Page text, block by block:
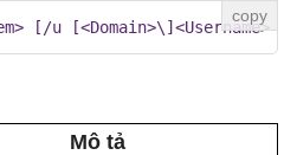
[/u
Mô tả